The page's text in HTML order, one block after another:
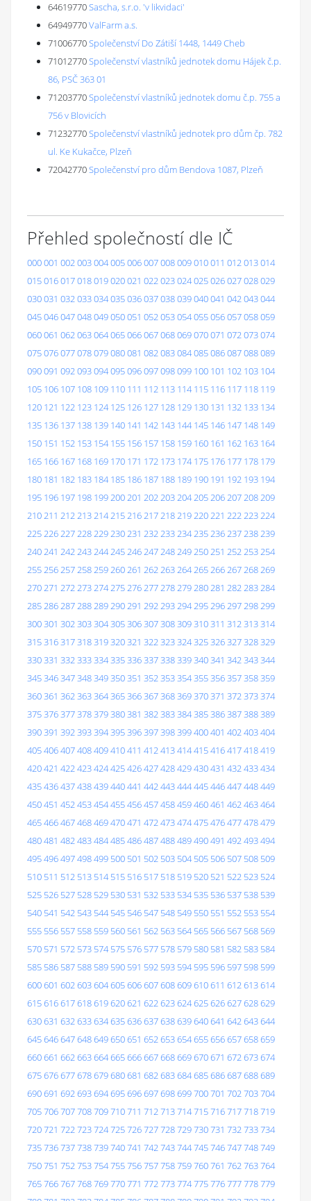
64619770Sascha, s.r.o. 'v likvidaci'
64949770ValFarm a.s.
71006770Společenství Do Zátiší 1448, 1449 Cheb
71012770Společenství vlastníků jednotek domu Hájek č.p.
86, PSČ 363 01
71203770Společenství vlastníků jednotek domu č.p. 755 a
756 v Blovicích
71232770Společenství vlastníků jednotek pro dům čp. 782
ul. Ke Kukačce, Plzeň
72042770Společenství pro dům Bendova 1087, Plzeň
Přehled společností dle IČ
000001 002003004005006007008009010011 012013014
015016017018019020021 022023024025026027028029
030031 032033034035036037038039040041 042043044
045046047048049050051 052053054055056057058059
060061 062063064065066067068069070071 072073074
075076077078079080081 082083084085086087088089
090091 092093094095096097098099 100 101 102 103 104
105 106 107 108 109 110 111 112 113 114 115 116 117 118 119
120 121 122 123 124 125 126 127 128 129 130 131 132 133 134
135 136 137 138 139 140 141 142 143 144 145 146 147 148 149
150 151 152 153 154 155 156 157 158 159 160 161 162 163 164
165 166 167 168 169 170 171 172 173 174 175 176 177 178 179
180 181 182 183 184 185 186 187 188 189 190 191 192 193 194
195 196 197 198 199200201 202203204205206207208209
210211 212213214215216217218219220221 222223224
225226227228229230231 232233234235236237238239
240241 242243244245246247248249250251 252253254
255256257258259260261 262263264265266267268269
270271 272273274275276277278279280281 282283284
285286287288289290291 292293294295296297298299
300301 302303304305306307308309310311 312313314
315316317318319320321 322323324325326327328329
330331 332333334335336337338339340341 342343344
345346347348349350351 352353354355356357358359
360361 362363364365366367368369370371 372373374
375376377378379380381 382383384385386387388389
390391 392393394395396397398399400401 402403404
405406407408409410411 412413414415416417418419
420421 422423424425426427428429430431 432433434
435436437438439440441 442443444445446447448449
450451 452453454455456457458459460461 462463464
465466467468469470471 472473474475476477478479
480481 482483484485486487488489490491 492493494
495496497498499 500 501 502 503 504 505 506 507 508 509
510 511 512 513 514 515 516 517 518 519 520 521 522 523 524
525 526 527 528 529 530 531 532 533 534 535 536 537 538 539
540 541 542 543 544 545 546 547 548 549 550 551 552 553 554
555 556 557 558 559 560 561 562 563 564 565 566 567 568 569
570 571 572 573 574 575 576 577 578 579 580 581 582 583 584
585 586 587 588 589 590 591 592 593 594 595 596 597 598 599
600601 602603604605606607608609610611 612613614
615616617618619620621 622623624625626627628629
630631 632633634635636637638639640641 642643644
645646647648649650651 652653654655656657658659
660661 662663664665666667668669670671 672673674
675676677678679680681 682683684685686687688689
690691 692693694695696697698699700701 702703704
705706707708709710711 712713714715716717718719
720721 722723724725726727728729730731 732733734
735736737738739740741 742743744745746747748749
750751 752753754755756757758759760761 762763764
765766767768769770771 772773774775776777778779